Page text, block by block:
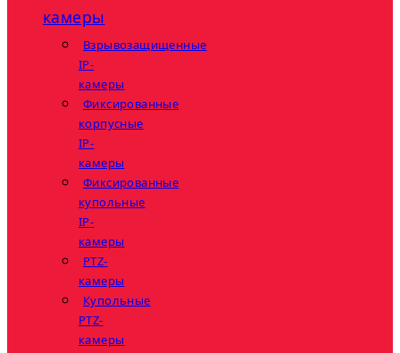
камеры
Взрывозащищенные
IP-
камеры
Фиксированные
корпусные
IP-
камеры
Фиксированные
купольные
IP-
камеры
PTZ-
камеры
Купольные
PTZ-
камеры